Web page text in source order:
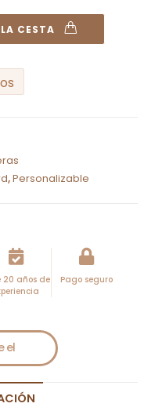
CESTA
,Personalizable
20 años de
Pago seguro